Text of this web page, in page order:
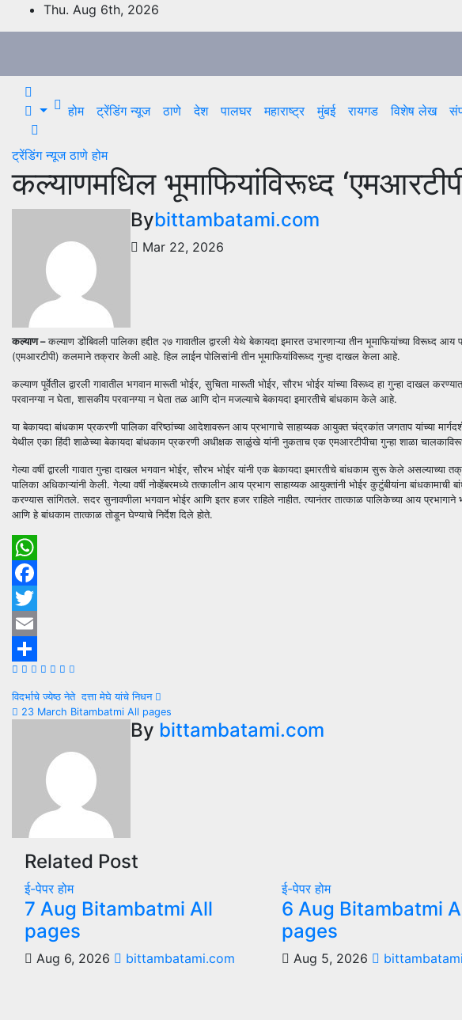
to
Thu. Aug 6th, 2026
होम ट्रेंडिंग न्यूज ठाणे देश पालघर महाराष्ट्र मुंबई रायगड विशेष लेख
ट्रेंडिंग न्यूजठाणेहोम
कल्याणमधिल भूमाफियांविरूध्द
Bybittambatami.com
Mar 22, 2026
कल्याण –कल्याण डोंबिवली पालिका हद्दीत २७ गावातील द्वारली येथे बेकायदा इमारत उभारणाऱ्या तीन भूमाफियांच्या विरूध्द आय
(एमआरटीपी) कलमाने तक्रार केली आहे. हिल लाईन पोलिसांनी तीन भूमाफियांविरूध्द गुन्हा दाखल केला आहे.
कल्याण पूर्वेतील द्वारली गावातील भगवान मारूती भोईर, सुचिता मारूती भोईर, सौरभ भोईर यांच्या विरूध्द हा गुन्हा दाखल
परवानग्या न घेता, शासकीय परवानग्या न घेता तळ आणि दोन मजल्याचे बेकायदा इमारतीचे बांधकाम केले आहे.
या बेकायदा बांधकाम प्रकरणी पालिका वरिष्ठांच्या आदेशावरून आय प्रभागाचे साहाय्यक आयुक्त चंद्रकांत जगताप यांच्या
येथील एका हिंदी शाळेच्या बेकायदा बांधकाम प्रकरणी अधीक्षक साळुंखे यांनी नुकताच एक एमआरटीपीचा गुन्हा शाळा
गेल्या वर्षी द्वारली गावात गुन्हा दाखल भगवान भोईर, सौरभ भोईर यांनी एक बेकायदा इमारतीचे बांधकाम सुरू केले असल्याच्या
पालिका अधिकाऱ्यांनी केली. गेल्या वर्षी नोव्हेंबरमध्ये तत्कालीन आय प्रभाग साहाय्यक आयुक्तांनी भोईर कुटुंबीयांना
करण्यास सांगितले. सदर सुनावणीला भगवान भोईर आणि इतर हजर राहिले नाहीत. त्यानंतर तात्काळ पालिकेच्या आय
आणि हे बांधकाम तात्काळ तोडून घेण्याचे निर्देश दिले होते.
WhatsApp
Facebook
Twitter
Email
Share
Post
navigation
विदर्भाचे ज्येष्ठ नेते दत्ता मेघे यांचे निधन
23 March Bitambatmi All pages
By bittambatami.com
Related Post
ई-पेपरहोम
7 Aug Bitambatmi All
pages
Aug 6, 2026 bittambatami.com
ई-पेपरहोम
6 Aug Bitambatmi
pages
Aug 5, 2026